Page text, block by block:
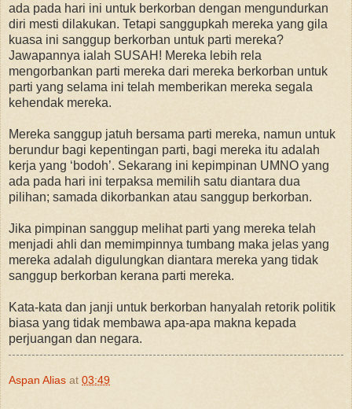
ada pada hari ini untuk berkorban dengan mengundurkan
diri mesti dilakukan. Tetapi sanggupkah mereka yang gila
kuasa ini sanggup berkorban untuk parti mereka?
Jawapannya ialah SUSAH! Mereka lebih rela
mengorbankan parti mereka dari mereka berkorban untuk
parti yang selama ini telah memberikan mereka segala
kehendak mereka.
Mereka sanggup jatuh bersama parti mereka, namun untuk
berundur bagi kepentingan parti, bagi mereka itu adalah
kerja yang ‘bodoh’. Sekarang ini kepimpinan UMNO yang
ada pada hari ini terpaksa memilih satu diantara dua
pilihan; samada dikorbankan atau sanggup berkorban.
Jika pimpinan sanggup melihat parti yang mereka telah
menjadi ahli dan memimpinnya tumbang maka jelas yang
mereka adalah digulungkan diantara mereka yang tidak
sanggup berkorban kerana parti mereka.
Kata-kata dan janji untuk berkorban hanyalah retorik politik
biasa yang tidak membawa apa-apa makna kepada
perjuangan dan negara.
Aspan Alias at 03:49